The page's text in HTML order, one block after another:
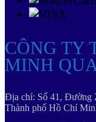
CÔNG TY
MINH
Địa chỉ: Số 41, Đường
Thành phố Hồ Chí